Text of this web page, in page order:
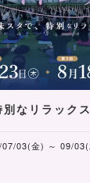
なリラック
03(金) ～ 09/03(